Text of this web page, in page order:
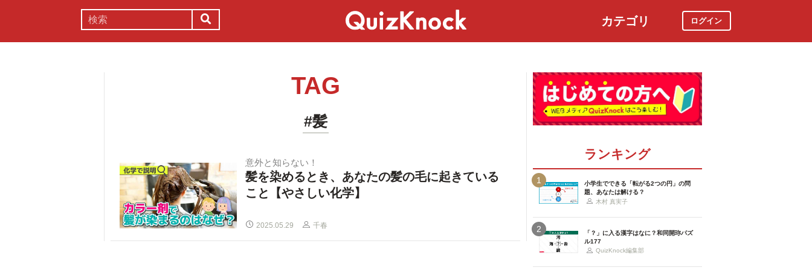
カテゴリ ログイン
TAG
#髪
意外と知らない！
髪を染めるとき、あなたの髪の毛に起きている
こと【やさしい化学】
2025.05.29 千春
ランキング
1
小学生でできる「転がる2つの円」の問
題、あなたは解ける？
木村 真実子
2
「？」に入る漢字はなに？和同開珎パズ
ル177
QuizKnock編集部